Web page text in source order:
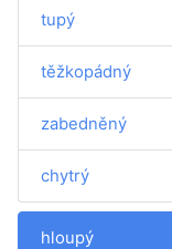
tupý
těžkopádný
zabedněný
chytrý
hloupý